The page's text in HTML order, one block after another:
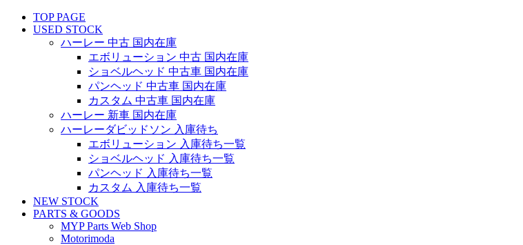
TOP PAGE
USED STOCK
ハーレー 中古 国内在庫
エボリューション 中古 国内在庫
ショベルヘッド 中古車 国内在庫
パンヘッド 中古車 国内在庫
カスタム 中古車 国内在庫
ハーレー 新車 国内在庫
ハーレーダビッドソン 入庫待ち
エボリューション 入庫待ち一覧
ショベルヘッド 入庫待ち一覧
パンヘッド 入庫待ち一覧
カスタム 入庫待ち一覧
NEW STOCK
PARTS & GOODS
MYP Parts Web Shop
Motorimoda